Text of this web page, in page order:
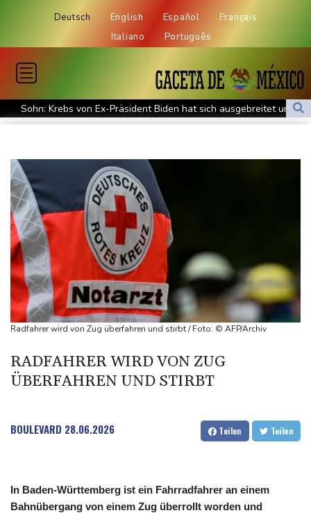
Deutsch English Español
Français
Italiano
Português
Sohn: Krebs von Ex-Präsident Biden hat sich ausgebreitet und
Metastasen gebildet
Hormus
Trauerflor und Schweigeminute: Inter Miami trauert mit Messi
WTA: Sabalenka scheitert überraschend in Toronto
Zwei Bombenanschläge in Kolumbien an erstem Tag im Amt des
neuen Präsidenten Espriella
Busemann: Kein EM-Titel für Neugebauer wäre "eine
Enttäuschung"
Becker: Wer mehr will als Klassenerhalt hat "Fehler im Kopf"
Sohn: Krebs von Ex-Präsident Joe Biden hat sich ausgebreitet
Bilger: Boni von Bahn-Managern werden an Einhaltung der
Vorgaben des Bundes geknüpft
Radfahrer wird von Zug überfahren und stirbt / Foto: © AFP/Archiv
RADFAHRER WIRD VON ZUG
ÜBERFAHREN UND STIRBT
BOULEVARD 28.06.2026 Teilen Teilen
In Baden-Württemberg ist ein Fahrradfahrer an einem
Bahnübergang von einem Zug überrollt worden und